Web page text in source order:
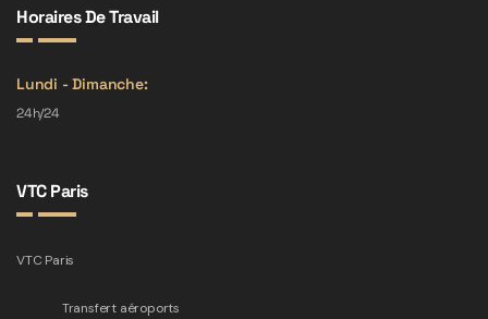
Horaires De Travail
Lundi - Dimanche:
24h/24
VTC Paris
VTC Paris
Transfert aéroports